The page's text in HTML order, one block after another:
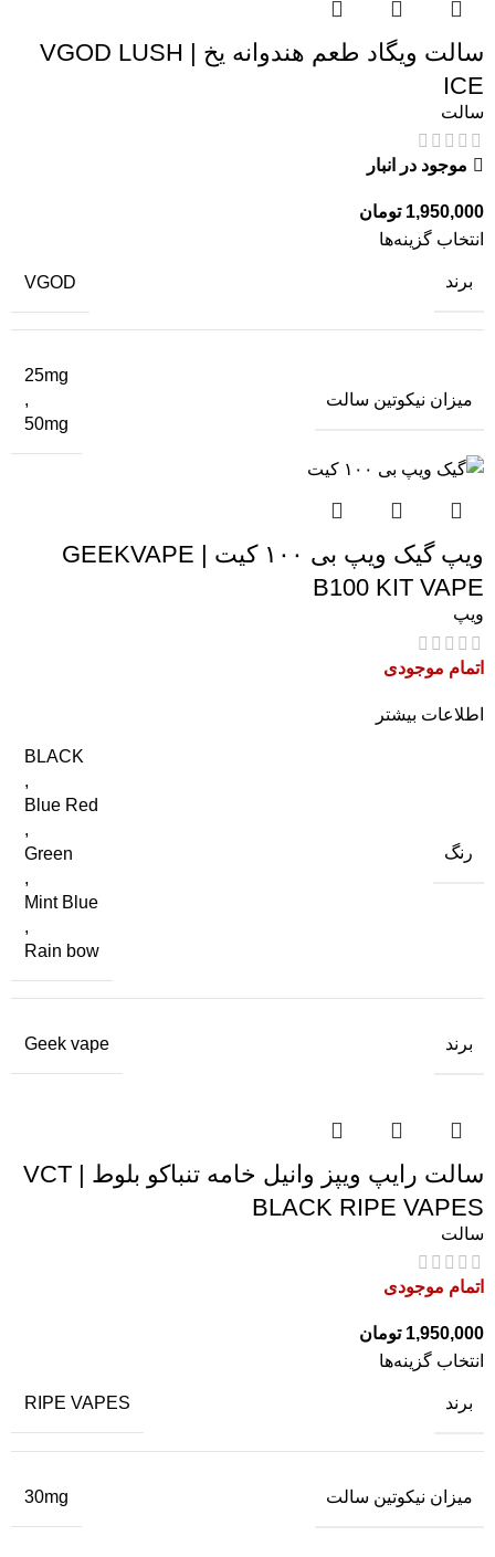
سالت ویگاد طعم هندوانه یخ | VGOD LUSH
ICE
سالت
موجود در انبار
1,950,000 تومان
انتخاب گزینه‌ها
برند VGOD
میزان نیکوتین سالت
25mg
,
50mg
ویپ گیک ویپ بی ۱۰۰ کیت | GEEKVAPE
B100 KIT VAPE
ویپ
اتمام موجودی
اطلاعات بیشتر
رنگ
BLACK
,
Blue Red
,
Green
,
Mint Blue
,
Rain bow
برند Geek vape
سالت رایپ ویپز وانیل خامه تنباکو بلوط | VCT
BLACK RIPE VAPES
سالت
اتمام موجودی
1,950,000 تومان
انتخاب گزینه‌ها
برند RIPE VAPES
میزان نیکوتین سالت 30mg